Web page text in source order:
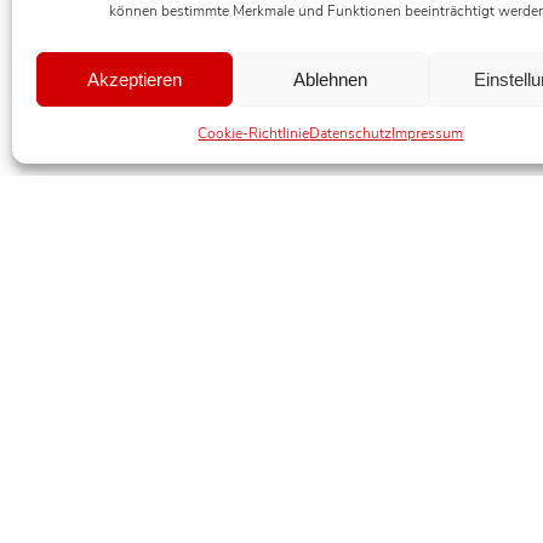
können bestimmte Merkmale und Funktionen beeinträchtigt
Akzeptieren Ablehnen
Cookie-RichtlinieDatenschutzImpressum